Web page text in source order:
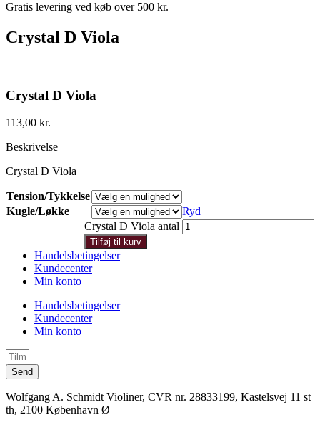
Gratis levering ved køb over 500 kr.
Crystal D Viola
Crystal D Viola
113,00 kr.
Beskrivelse
Crystal D Viola
Tension/Tykkelse
Kugle/Løkke
Ryd
Crystal D Viola antal
Tilføj til kurv
Handelsbetingelser
Kundecenter
Min konto
Handelsbetingelser
Kundecenter
Min konto
Send
Wolfgang A. Schmidt Violiner, CVR nr. 28833199, Kastelsvej 11 st
th, 2100 København Ø